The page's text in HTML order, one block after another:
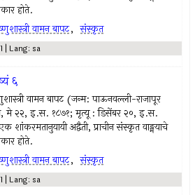
होते.
वामन बापट, संस्कृत
| Lang: sa
६
वामन बापट (जन्म: पाऊनवल्ली-राजापूर
मे २२, इ.स. १८७१; मृत्यू : डिसेंबर २०, इ.स.
शांकरमतानुयायी अद्वैती, प्राचीन संस्कृत वाङ्मयाचे
होते.
वामन बापट, संस्कृत
| Lang: sa